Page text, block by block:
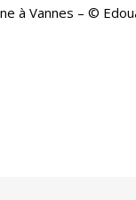
à Vannes – ©